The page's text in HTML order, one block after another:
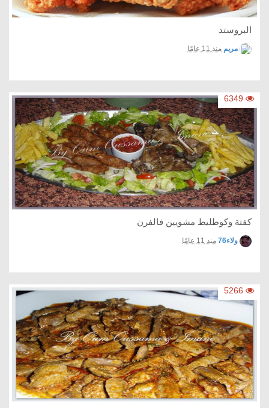
البروستد
مريم منذ 11 عامًا
6349
كفتة وكوطليط مشويين فالفرن
ولاء76 منذ 11 عامًا
5266